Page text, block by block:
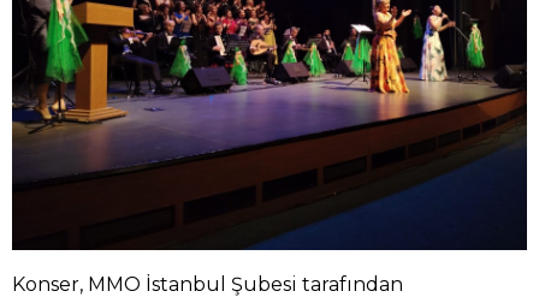
Konser, MMO İstanbul Şubesi tarafından